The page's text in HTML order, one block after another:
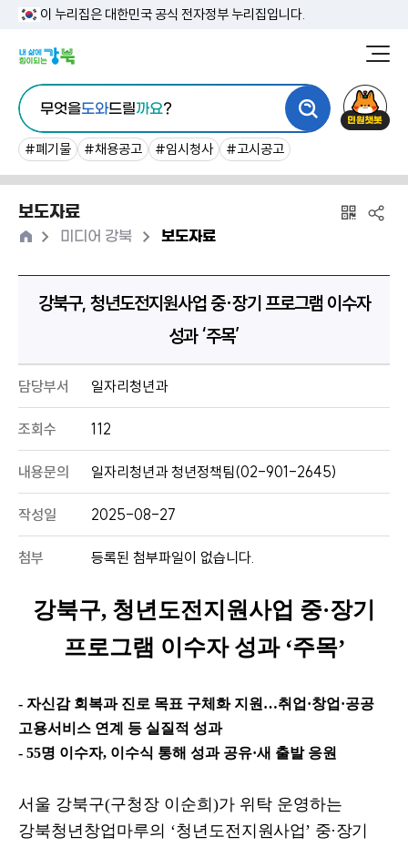
이 누리집은 대한민국 공식 전자정부 누리집입니다.
청
통
합
검
색
무엇을도와드릴까요?
#폐기물 #채용공고 #임시청사 #고시공고
원
보도자료
홈 >미디어 강북 >보도자료
강북구, 청년도전지원사업 중·장기 프로그램 이수자
성과 ‘주목’
담당부서 일자리청년과
조회수 112
내용문의 일자리청년과 청년정책팀(02-901-2645)
작성일 2025-08-27
첨부 등록된 첨부파일이 없습니다.
강북구, 청년도전지원사업 중·장기
프로그램 이수자 성과 ‘주목’
- 자신감 회복과 진로 목표 구체화 지원 …취업 ·창업 ·공공
고용서비스 연계 등 실질적 성과
- 55명 이수자, 이수식 통해 성과 공유·새 출발 응원
서울 강북구(구청장 이순희 )가 위탁 운영하는
강북청년창업마루의 ‘청년도전지원사업’ 중·장기